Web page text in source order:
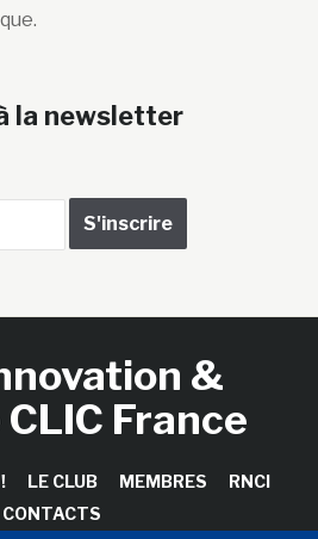
la newsletter
&
France
LE CLUB MEMBRES
RNCI
CONTACTS